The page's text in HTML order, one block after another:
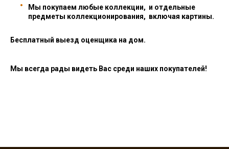
Мы покупаем любые коллекции, и отдельные
предметы коллекционирования, включая картины.
Бесплатный выезд оценщика на дом.
Мы всегда рады видеть Вас среди наших покупателей!